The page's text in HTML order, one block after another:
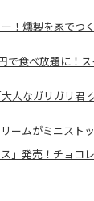
！燻製を家でつ
で食べ放題に！
人なガリガリ君
ームがミニスト
」発売！チョコ